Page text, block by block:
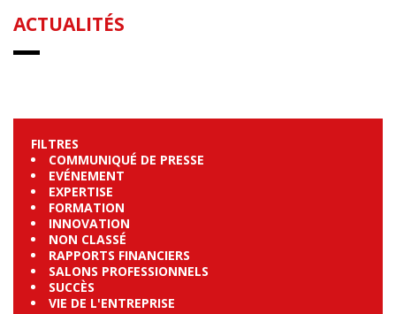
ACTUALITÉS
FILTRES
COMMUNIQUÉ DE PRESSE
EVÉNEMENT
EXPERTISE
FORMATION
INNOVATION
NON CLASSÉ
RAPPORTS FINANCIERS
SALONS PROFESSIONNELS
SUCCÈS
VIE DE L'ENTREPRISE